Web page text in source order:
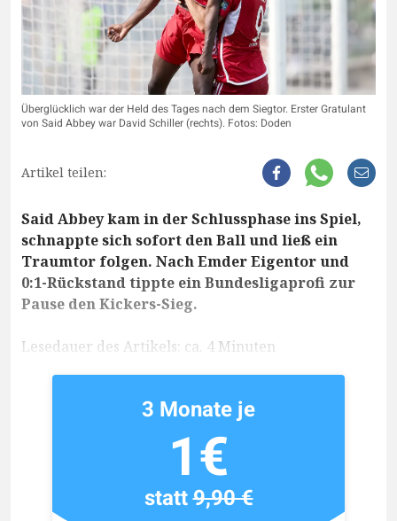
Überglücklich war der Held des Tages nach dem Siegtor. Erster Gratulant
von Said Abbey war David Schiller (rechts). Fotos: Doden
Artikel teilen:
Said Abbey kam in der Schlussphase ins Spiel,
schnappte sich sofort den Ball und ließ ein
Traumtor folgen. Nach Emder Eigentor und
0:1-Rückstand tippte ein Bundesligaprofi zur
Pause den Kickers-Sieg.
Lesedauer des Artikels: ca. 4 Minuten
3 Monate je
1€
statt9,90 €